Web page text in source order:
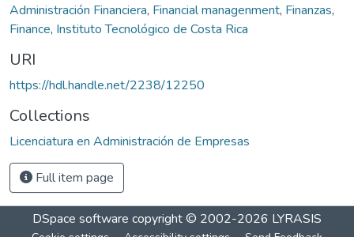
Administración Financiera, Financial managenment, Finanzas,
Finance, Instituto Tecnológico de Costa Rica
URI
https://hdl.handle.net/2238/12250
Collections
Licenciatura en Administración de Empresas
Full item page
DSpace software copyright © 2002-2026 LYRASIS